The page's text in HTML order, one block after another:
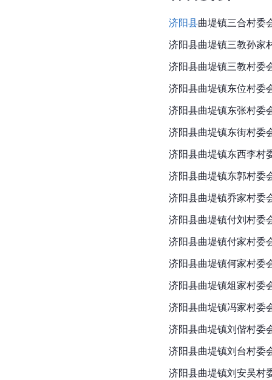
济阳县曲堤镇三合村委
济阳县曲堤镇三教孙家
济阳县曲堤镇三教村委
济阳县曲堤镇东位村委
济阳县曲堤镇东张村委
济阳县曲堤镇东街村委
济阳县曲堤镇东西李村
济阳县曲堤镇东郭村委
济阳县曲堤镇乔家村委
济阳县曲堤镇付刘村委
济阳县曲堤镇付家村委
济阳县曲堤镇何家村委
济阳县曲堤镇俎家村委
济阳县曲堤镇冯家村委
济阳县曲堤镇刘偕村委
济阳县曲堤镇刘台村委
济阳县曲堤镇刘安吴村